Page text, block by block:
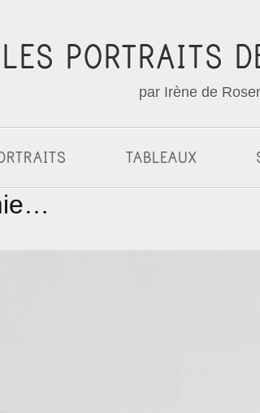
LES PORTRAITS
par Irène de
TABLEAUX